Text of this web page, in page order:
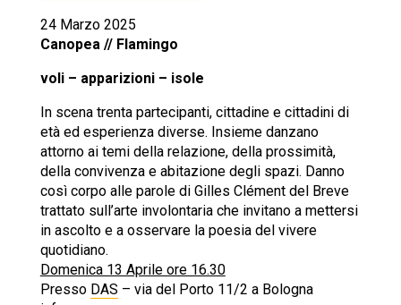
24 Marzo 2025
Canopea // Flamingo
voli – apparizioni – isole
In scena trenta partecipanti, cittadine e cittadini di
età ed esperienza diverse. Insieme danzano
attorno ai temi della relazione, della prossimità,
della convivenza e abitazione degli spazi. Danno
così corpo alle parole di Gilles Clément del Breve
trattato sull’arte involontaria che invitano a mettersi
in ascolto e a osservare la poesia del vivere
quotidiano.
Domenica 13 Aprile ore 16.30
Presso DAS – via del Porto 11/2 a Bologna